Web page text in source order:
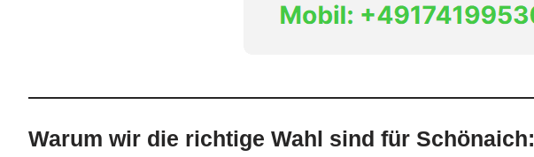
Warum wir die richtige Wahl sind für Schönaich: